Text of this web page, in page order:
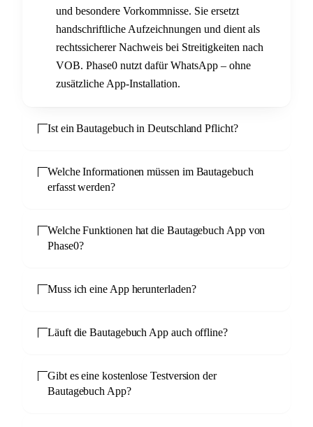
und besondere Vorkommnisse. Sie ersetzt
handschriftliche Aufzeichnungen und dient als
rechtssicherer Nachweis bei Streitigkeiten nach
VOB. Phase0 nutzt dafür WhatsApp – ohne
zusätzliche App-Installation.
Ist ein Bautagebuch in Deutschland Pflicht?
Welche Informationen müssen im Bautagebuch
erfasst werden?
Welche Funktionen hat die Bautagebuch App von
Phase0?
Muss ich eine App herunterladen?
Läuft die Bautagebuch App auch offline?
Gibt es eine kostenlose Testversion der
Bautagebuch App?